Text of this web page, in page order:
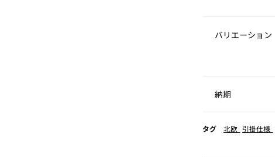
バリエーション
納期
タグ 北欧 引掛仕様